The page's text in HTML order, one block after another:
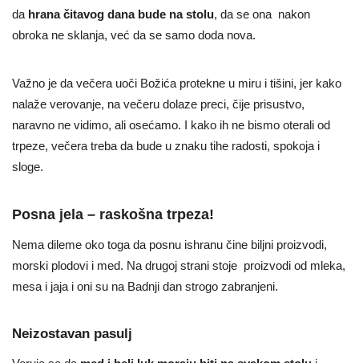
da hrana čitavog dana bude na stolu, da se ona nakon
obroka ne sklanja, već da se samo doda nova.
Važno je da večera uoči Božića protekne u miru i tišini, jer kako
nalaže verovanje, na večeru dolaze preci, čije prisustvo,
naravno ne vidimo, ali osećamo. I kako ih ne bismo oterali od
trpeze, večera treba da bude u znaku tihe radosti, spokoja i
sloge.
Posna jela – raskošna trpeza!
Nema dileme oko toga da posnu ishranu čine biljni proizvodi,
morski plodovi i med. Na drugoj strani stoje proizvodi od mleka,
mesa i jaja i oni su na Badnji dan strogo zabranjeni.
Neizostavan pasulj